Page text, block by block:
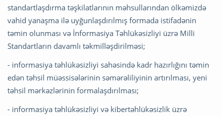
standartlaşdırma təşkilatlarının məhsullarından ölkəmizdə
vahid yanaşma ilə uyğunlaşdırılmış formada istifadənin
təmin olunması və İnformasiya Təhlükəsizliyi üzrə Milli
Standartların davamlı təkmilləşdirilməsi;
- informasiya təhlükəsizliyi sahəsində kadr hazırlığını təmin
edən təhsil müəssisələrinin səmərəliliyinin artırılması, yeni
təhsil mərkəzlərinin formalaşdırılması;
- informasiya təhlükəsizliyi və kibertəhlükəsizlik üzrə